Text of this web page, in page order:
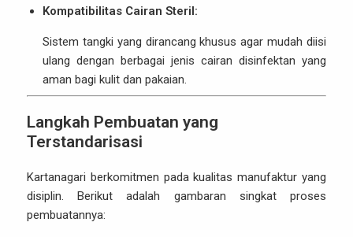
Kompatibilitas Cairan Steril:
Sistem tangki yang dirancang khusus agar mudah diisi
ulang dengan berbagai jenis cairan disinfektan yang
aman bagi kulit dan pakaian.
Langkah Pembuatan yang
Terstandarisasi
Kartanagari berkomitmen pada kualitas manufaktur yang
disiplin. Berikut adalah gambaran singkat proses
pembuatannya: